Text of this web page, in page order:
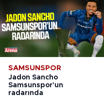
SAMSUNSPOR
Jadon Sancho
Samsunspor'un
radarında